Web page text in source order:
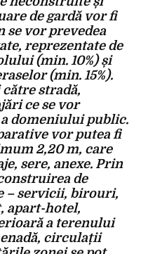
de gardă vor fi
se vor prevedea
reprezentate de
(min. 10%) și
(min. 15%).
stradă,
ce se vor
domeniului public.
vor putea fi
2,20 m, care
sere, anexe. Prin
de
– servicii, birouri,
apart-hotel,
a terenului
circulații